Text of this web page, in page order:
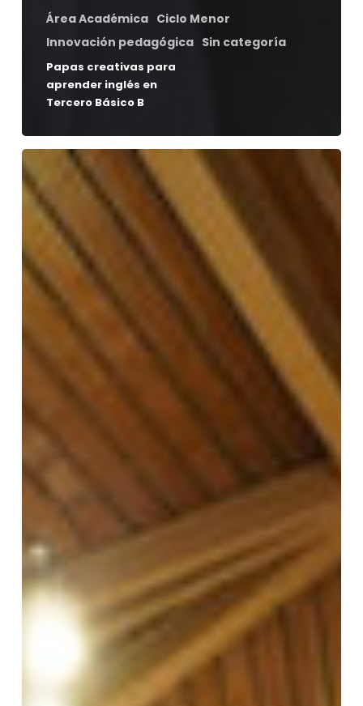
Área Académica Ciclo Menor
Innovación pedagógica Sin categoría
Papas creativas para
aprender inglés en
Tercero Básico B
Hermanos
Mayores:
un
encuentro
lectura
y
recuerdos